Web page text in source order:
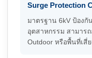
Surge Protection
มาตรฐาน 6kV ป้อง
อุตสาหกรรม สามาร
Outdoor หรือพื้นที่เสี่